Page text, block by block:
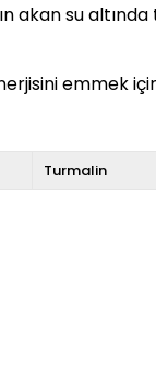
akan su
emmek
Turmalin